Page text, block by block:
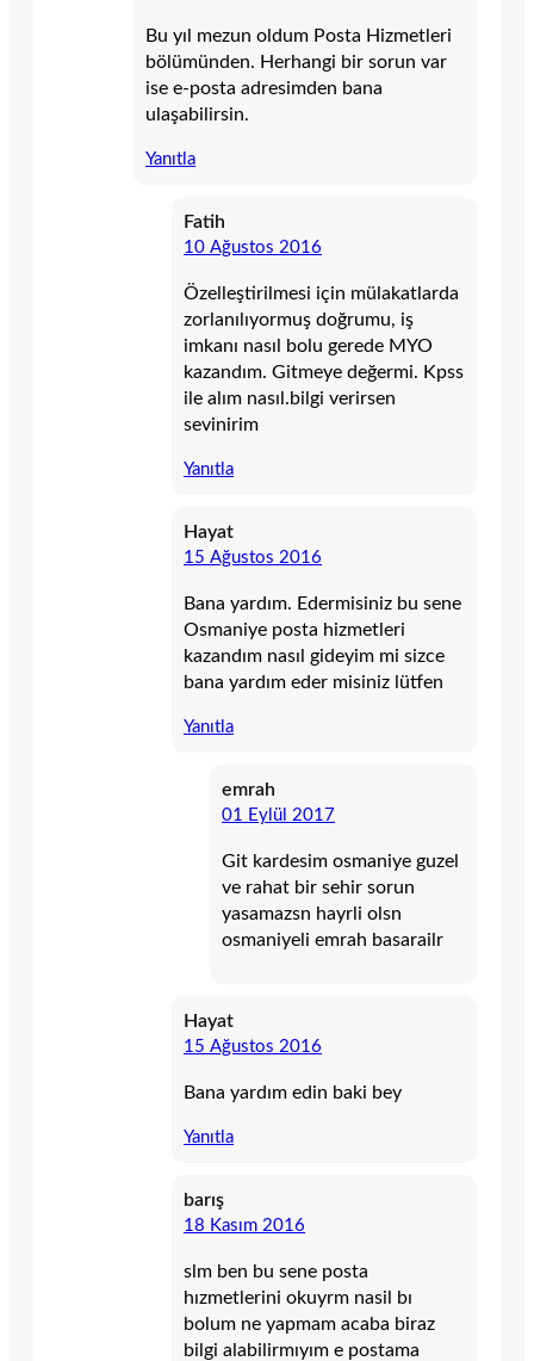
Bu yıl mezun oldum Posta Hizmetleri
bölümünden. Herhangi bir sorun var
ise e-posta adresimden bana
ulaşabilirsin.
Yanıtla
Fatih
10 Ağustos 2016
Özelleştirilmesi için mülakatlarda
zorlanılıyormuş doğrumu, iş
imkanı nasıl bolu gerede MYO
kazandım. Gitmeye değermi. Kpss
ile alım nasıl.bilgi verirsen
sevinirim
Yanıtla
Hayat
15 Ağustos 2016
Bana yardım. Edermisiniz bu sene
Osmaniye posta hizmetleri
kazandım nasıl gideyim mi sizce
bana yardım eder misiniz lütfen
Yanıtla
emrah
01 Eylül 2017
Git kardesim osmaniye guzel
ve rahat bir sehir sorun
yasamazsn hayrli olsn
osmaniyeli emrah basarailr
Hayat
15 Ağustos 2016
Bana yardım edin baki bey
Yanıtla
barış
18 Kasım 2016
slm ben bu sene posta
hızmetlerini okuyrm nasil bı
bolum ne yapmam acaba biraz
bilgi alabilirmıyım e postama